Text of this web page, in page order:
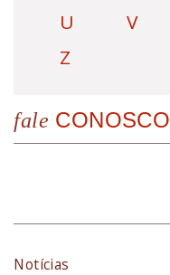
U
V
Z
fale CONOSCO
Notícias